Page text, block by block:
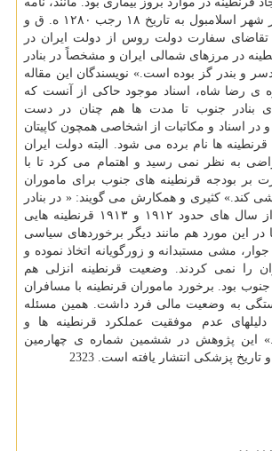
ای از سفیر ایران در شهر اسلامبول به تاریخ ۱۸ رجب ۱۲۸۰ ه. ق و
تقاضای سفارت دولت روس از دولت ایران در
در مرزهای شمالی ایران و مشخصاً در بنادر
و بندر گز بوده است.» نویسندگان این مقاله
ی رضا شاه، اسناد موجود حاكی از آنست كه
بنادر جنوب تا مدت ها هم چنان در دست
و در اسناد و مكاتبات از اشخاصی همچون كاپیتان
ها نام برده می شود. البته دولت ایران
به نظر نمی رسید و اهتمام می كرد تا با
بر بودجه قرنطینه های جنوب برای ماموران
كند.» كثیری و همكارش می گویند: « در بنادر
آستارا و انزلی هم از سال های حدود ۱۹۱۲ و ۱۹۱۳ قرنطینه هایی
این مورد هم مانند دیگر برخوردهای سیاسی
مشی مستبدانه و زورگویانه اتخاذ نموده و
را نمی كردند. وضعیت قرنطینه انزلی هم
بود. برخورد ماموران قرنطینه با مسافران
به وضعیت مالی فرد داشت. همین مسئله
عدم موفقیت عملكرد قرنطینه ها و
این پژوهش در ششمین شماره ی چهارمین
پزشكی انتشار یافته است. 2323